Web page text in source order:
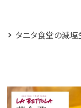
タニタ食堂の減